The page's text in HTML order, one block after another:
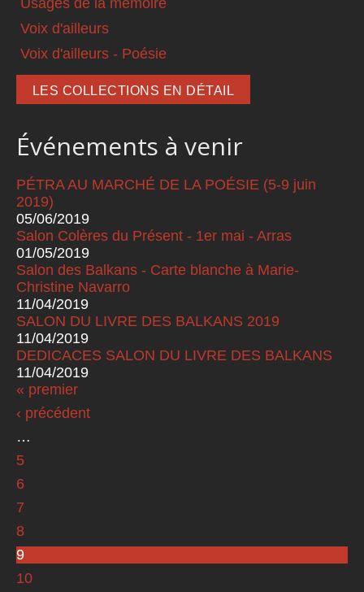
Usages de la mémoire
Voix d'ailleurs
Voix d'ailleurs - Poésie
LES COLLECTIONS EN DÉTAIL
Événements à venir
PÉTRA AU MARCHÉ DE LA POÉSIE (5-9 juin
2019)
05/06/2019
Salon Colères du Présent - 1er mai - Arras
01/05/2019
Salon des Balkans - Carte blanche à Marie-
Christine Navarro
11/04/2019
SALON DU LIVRE DES BALKANS 2019
11/04/2019
DEDICACES SALON DU LIVRE DES BALKANS
11/04/2019
Pages
« premier
‹ précédent
…
5
6
7
8
9
10